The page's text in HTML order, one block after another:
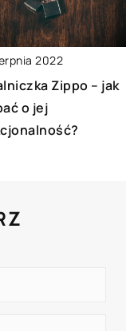
2022
Zippo – jak
o jej